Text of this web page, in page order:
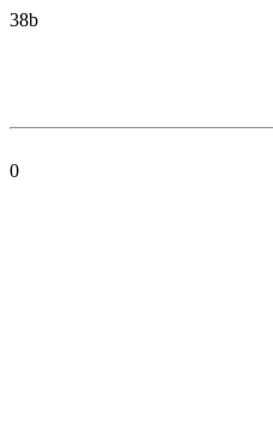
38b
0